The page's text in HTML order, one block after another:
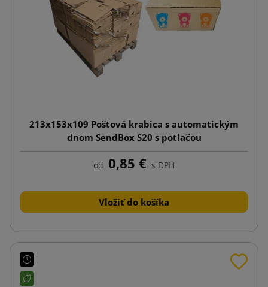
213x153x109 Poštová krabica s automatickým
dnom SendBox S20 s potlačou
od 0,85 € s DPH
Vložiť do košíka